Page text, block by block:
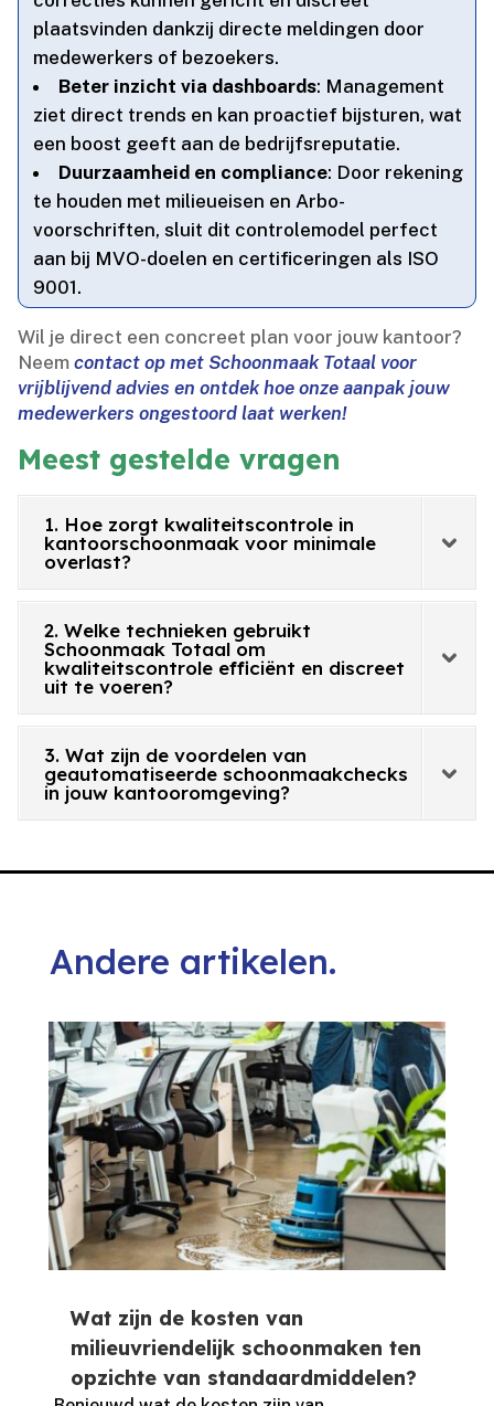
plaatsvinden dankzij directe meldingen door
medewerkers of bezoekers.​
Beter inzicht via dashboards: Management
ziet direct trends en kan proactief bijsturen, wat
een boost geeft aan de bedrijfsreputatie.​
Duurzaamheid en compliance: Door rekening
te houden met milieueisen en Arbo-
voorschriften, sluit dit controlemodel perfect
aan bij MVO-doelen en certificeringen als ISO
9001.​
Wil je direct een concreet plan voor jouw kantoor?
Neemcontact op met Schoonmaak Totaal voor
vrijblijvend advies en ontdek hoe onze aanpak jouw
medewerkers ongestoord laat werken!
Meest gestelde vragen
1. Hoe zorgt kwaliteitscontrole in
kantoorschoonmaak voor minimale
overlast?
2. Welke technieken gebruikt
Schoonmaak Totaal om
kwaliteitscontrole efficiënt en discreet
uit te voeren?
3. Wat zijn de voordelen van
geautomatiseerde schoonmaakchecks
in jouw kantooromgeving?
Andere artikelen.
Wat zijn de kosten van
milieuvriendelijk schoonmaken ten
opzichte van standaardmiddelen?